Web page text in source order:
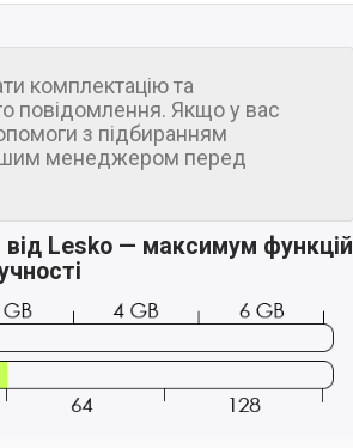
комплектацію та
повідомлення. Якщо у вас
з підбиранням
менеджером перед
від Lesko — максимум функцій